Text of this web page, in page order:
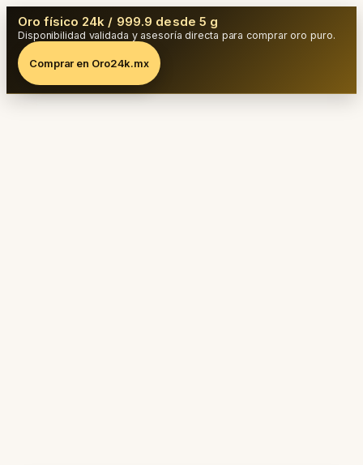
Oro físico 24k / 999.9 desde 5 g
Disponibilidad validada y asesoría directa para comprar oro puro.
Comprar en Oro24k.mx